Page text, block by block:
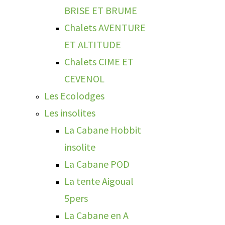
BRISE ET BRUME
Chalets AVENTURE
ET ALTITUDE
Chalets CIME ET
CEVENOL
Les Ecolodges
Les insolites
La Cabane Hobbit
insolite
La Cabane POD
La tente Aigoual
5pers
La Cabane en A